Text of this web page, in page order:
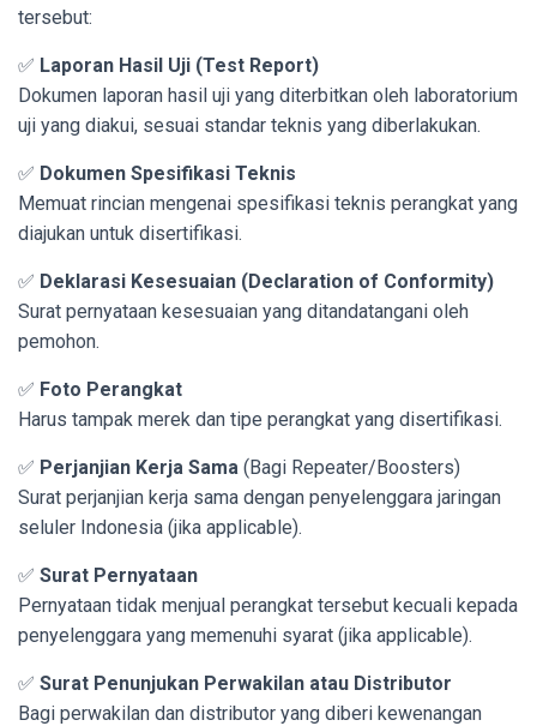
tersebut:
✅ Laporan Hasil Uji (Test Report)
Dokumen laporan hasil uji yang diterbitkan oleh laboratorium
uji yang diakui, sesuai standar teknis yang diberlakukan.
✅ Dokumen Spesifikasi Teknis
Memuat rincian mengenai spesifikasi teknis perangkat yang
diajukan untuk disertifikasi.
✅ Deklarasi Kesesuaian (Declaration of Conformity)
Surat pernyataan kesesuaian yang ditandatangani oleh
pemohon.
✅ Foto Perangkat
Harus tampak merek dan tipe perangkat yang disertifikasi.
✅ Perjanjian Kerja Sama (Bagi Repeater/Boosters)
Surat perjanjian kerja sama dengan penyelenggara jaringan
seluler Indonesia (jika applicable).
✅ Surat Pernyataan
Pernyataan tidak menjual perangkat tersebut kecuali kepada
penyelenggara yang memenuhi syarat (jika applicable).
✅ Surat Penunjukan Perwakilan atau Distributor
Bagi perwakilan dan distributor yang diberi kewenangan